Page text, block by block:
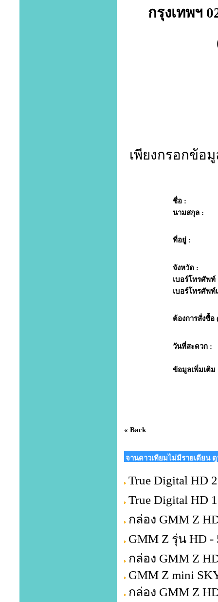
กรุงเทพฯ
เพียงกรอกข้อ
ชื่อ :
นามสกุล :
ที่อยู่ :
จังหวัด :
เบอร์โทรศัพท์
เบอร์โทรศัพท์
ต้องการสั่งซื้
วันที่สะดวก :
ข้อมูลเพิ่มเติม
« Back
จานดาวเทียมไม่มีรายเดียน
True Digital HD
True Digital HD
กล่อง GMM Z
GMM Z รุ่น HD -
กล่อง GMM Z
GMM Z mini
กล่อง GMM Z